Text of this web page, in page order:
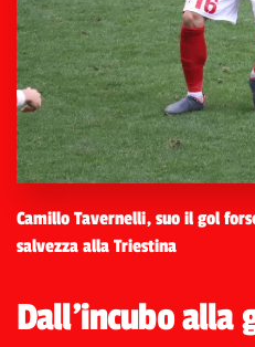
Camillo Tavernelli, suo il gol
salvezza alla Triestina
Dall'incubo alla